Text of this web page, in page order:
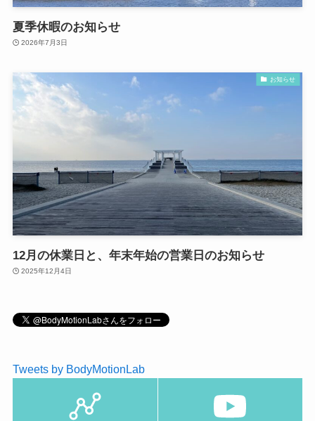
夏季休暇のお知らせ
2026年7月3日
お知らせ
12月の休業日と、年末年始の営業日のお知らせ
2025年12月4日
Tweets by BodyMotionLab